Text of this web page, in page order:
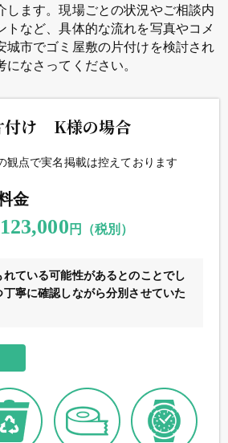
します。現場ごとの状況やご相談内
トなど、具体的な流れを写真やコメ
城市でゴミ屋敷の片付けを検討され
なさってください。
付け K様の場合
観点で実名掲載は控えております
金
123,000 円（税別）
ている可能性があるとのことでし
寧に確認しながら分別させていた